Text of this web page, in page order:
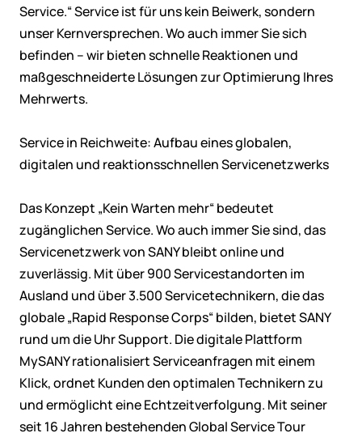
Service.“ Service ist für uns kein Beiwerk, sondern
unser Kernversprechen. Wo auch immer Sie sich
befinden – wir bieten schnelle Reaktionen und
maßgeschneiderte Lösungen zur Optimierung Ihres
Mehrwerts.
Service in Reichweite: Aufbau eines globalen,
digitalen und reaktionsschnellen Servicenetzwerks
Das Konzept „Kein Warten mehr“ bedeutet
zugänglichen Service. Wo auch immer Sie sind, das
Servicenetzwerk von SANY bleibt online und
zuverlässig. Mit über 900 Servicestandorten im
Ausland und über 3.500 Servicetechnikern, die das
globale „Rapid Response Corps“ bilden, bietet SANY
rund um die Uhr Support. Die digitale Plattform
MySANY rationalisiert Serviceanfragen mit einem
Klick, ordnet Kunden den optimalen Technikern zu
und ermöglicht eine Echtzeitverfolgung. Mit seiner
seit 16 Jahren bestehenden Global Service Tour